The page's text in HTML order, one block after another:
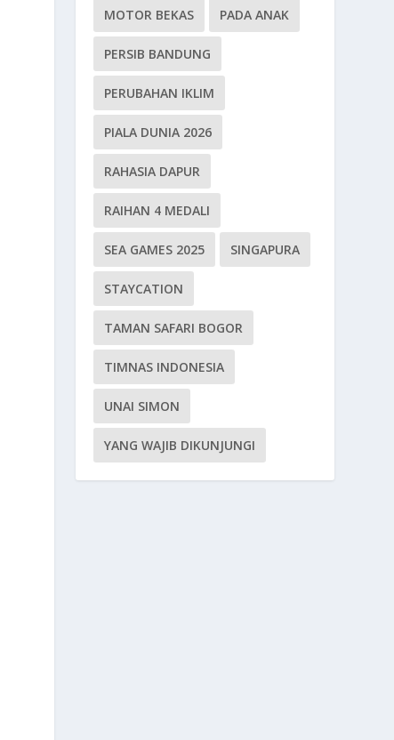
MOTOR BEKAS PADA ANAK
PERSIB BANDUNG
PERUBAHAN IKLIM
PIALA DUNIA 2026
RAHASIA DAPUR
RAIHAN 4 MEDALI
SEA GAMES 2025 SINGAPURA
STAYCATION
TAMAN SAFARI BOGOR
TIMNAS INDONESIA
UNAI SIMON
YANG WAJIB DIKUNJUNGI